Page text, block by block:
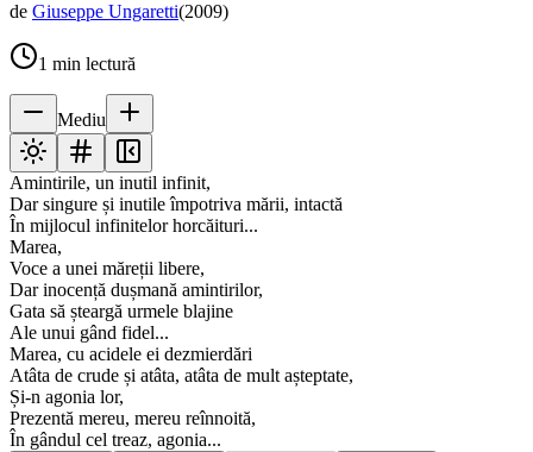
de Giuseppe Ungaretti(2009)
1 min lectură
Mediu
Amintirile, un inutil infinit,
Dar singure și inutile împotriva mării, intactă
În mijlocul infinitelor horcăituri...
Marea,
Voce a unei măreții libere,
Dar inocență dușmană amintirilor,
Gata să șteargă urmele blajine
Ale unui gând fidel...
Marea, cu acidele ei dezmierdări
Atâta de crude și atâta, atâta de mult așteptate,
Și-n agonia lor,
Prezentă mereu, mereu reînnoită,
În gândul cel treaz, agonia...